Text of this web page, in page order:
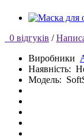
0 відгуків /
Виробники
Наявність:
Модель: